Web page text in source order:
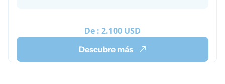
De : 2.100 USD
Descubre más